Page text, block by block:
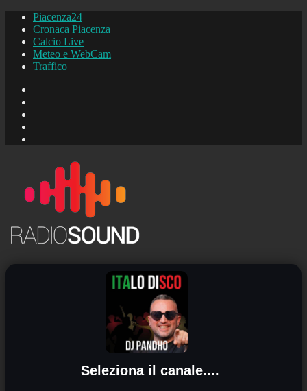
Piacenza24
Cronaca Piacenza
Calcio Live
Meteo e WebCam
Traffico
Seleziona il canale....